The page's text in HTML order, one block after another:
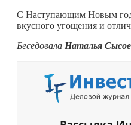
С Наступающим Новым
вкусного угощения и
Беседовала Наталья